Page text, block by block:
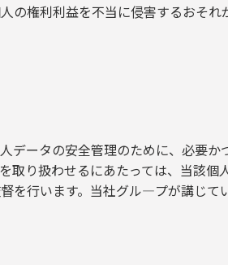
の権利利益を不当に侵害するおそれ
データの安全管理のために、必要か
取り扱わせるにあたっては、当該個
を行います。当社グル―プが講じて